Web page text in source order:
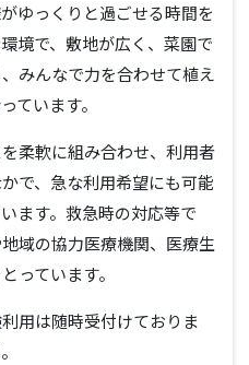
ゆっくりと過ごせる時間を
境で、敷地が広く、菜園で
みんなで力を合わせて植え
ています。
柔軟に組み合わせ、利用者
で、急な利用希望にも可能
ます。救急時の対応等で
域の協力医療機関、医療生
っています。
用は随時受付けておりま